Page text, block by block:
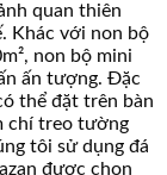
quan thiên
Khác với non bộ
non bộ mini
ấn tượng. Đặc
thể đặt trên bàn
chí treo tường
tôi sử dụng đá
được chọn